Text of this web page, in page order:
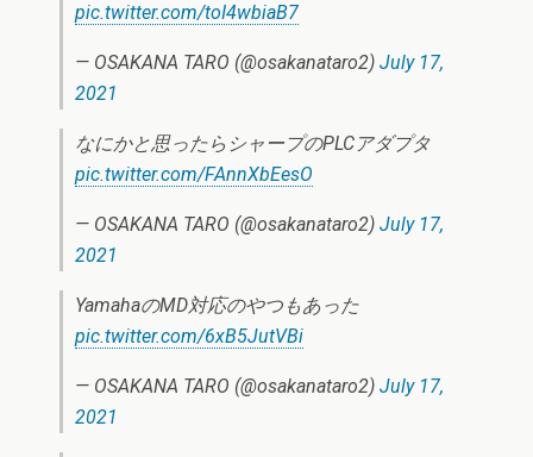
pic.twitter.com/toI4wbiaB7
— OSAKANA TARO (@osakanataro2) July 17,
2021
なにかと思ったらシャープのPLCアダプタ
pic.twitter.com/FAnnXbEesO
— OSAKANA TARO (@osakanataro2) July 17,
2021
YamahaのMD対応のやつもあった
pic.twitter.com/6xB5JutVBi
— OSAKANA TARO (@osakanataro2) July 17,
2021